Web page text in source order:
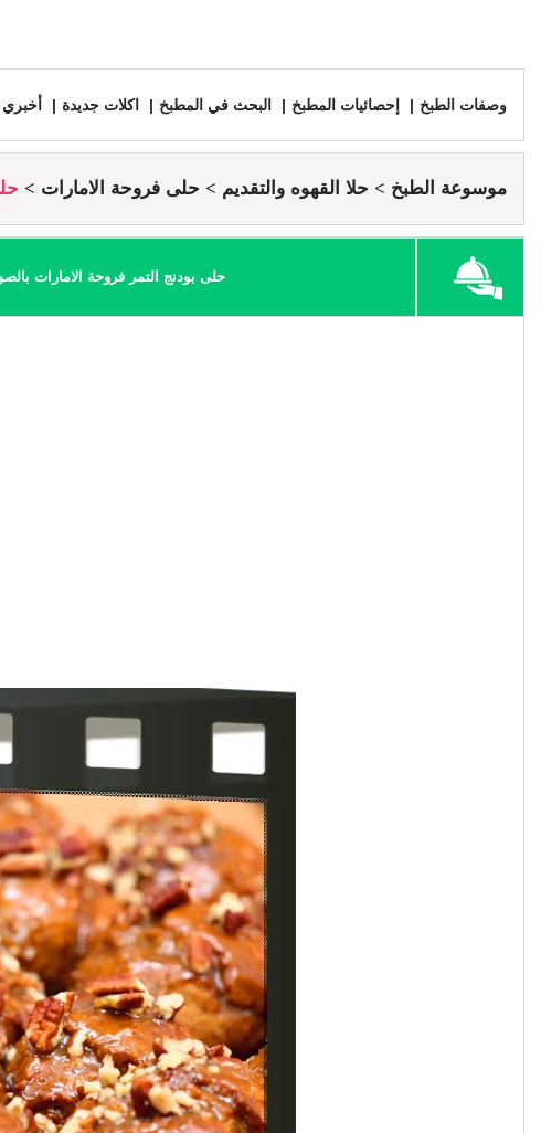
وصفات الطبخ إحصائيات المطبخ البحث في المطبخ اكلات جديدة
موسوعة الطبخ حلا القهوه والتقديم حلى فروحة الامارات
حلى بودنج التمر فروحة الامارات